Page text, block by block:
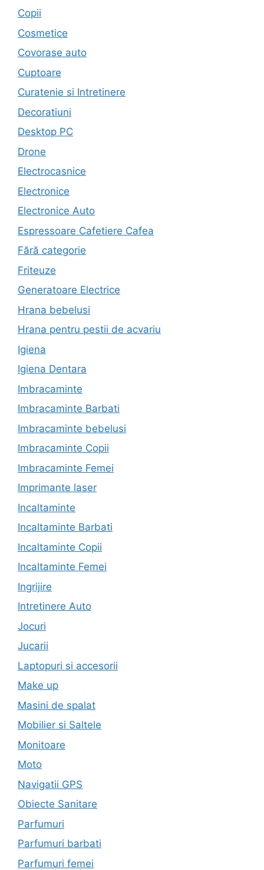
Copii
Cosmetice
Covorase auto
Cuptoare
Curatenie si Intretinere
Decoratiuni
Desktop PC
Drone
Electrocasnice
Electronice
Electronice Auto
Espressoare Cafetiere Cafea
Fără categorie
Friteuze
Generatoare Electrice
Hrana bebelusi
Hrana pentru pestii de acvariu
Igiena
Igiena Dentara
Imbracaminte
Imbracaminte Barbati
Imbracaminte bebelusi
Imbracaminte Copii
Imbracaminte Femei
Imprimante laser
Incaltaminte
Incaltaminte Barbati
Incaltaminte Copii
Incaltaminte Femei
Ingrijire
Intretinere Auto
Jocuri
Jucarii
Laptopuri si accesorii
Make up
Masini de spalat
Mobilier si Saltele
Monitoare
Moto
Navigatii GPS
Obiecte Sanitare
Parfumuri
Parfumuri barbati
Parfumuri femei